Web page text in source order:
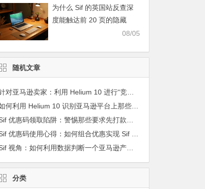
为什么 Sif 的英国站反查深
度能触达前 20 页的隐藏
08/05
随机文章
针对亚马逊卖家：利用 Helium 10 进行“竞品品牌搜索量”与站内关联位流量的非线性相关性模型
如何利用 Helium 10 识别亚马逊平台上那些“依赖低价耗材盈利”但“前端单机巨亏”的模式？
Sif 视角：如何利用数据判断一个亚马逊产品是否具有“爆款基因”
分类